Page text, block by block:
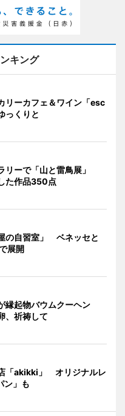
キング
リーカフェ＆ワイン「esc
くりと
リーで「山と雷鳥展」
た作品350点
の自習室」 ベネッセと
展開
縁起物バウムクーヘン
、祈祷して
「akikki」 オリジナルレ
ン」も